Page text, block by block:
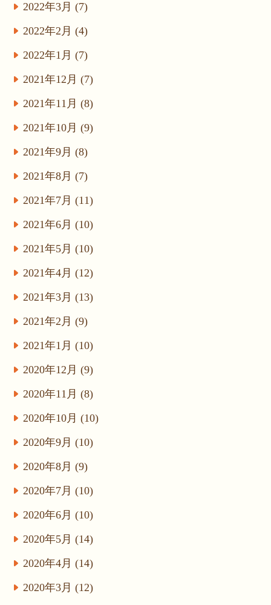
2022年3月 (7)
2022年2月 (4)
2022年1月 (7)
2021年12月 (7)
2021年11月 (8)
2021年10月 (9)
2021年9月 (8)
2021年8月 (7)
2021年7月 (11)
2021年6月 (10)
2021年5月 (10)
2021年4月 (12)
2021年3月 (13)
2021年2月 (9)
2021年1月 (10)
2020年12月 (9)
2020年11月 (8)
2020年10月 (10)
2020年9月 (10)
2020年8月 (9)
2020年7月 (10)
2020年6月 (10)
2020年5月 (14)
2020年4月 (14)
2020年3月 (12)